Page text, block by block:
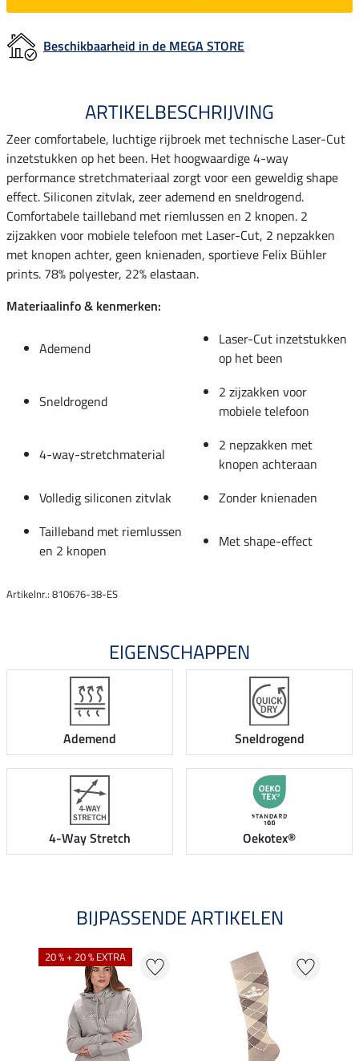
Beschikbaarheid in de MEGA STORE
ARTIKELBESCHRIJVING
Zeer comfortabele, luchtige rijbroek met technische Laser-Cut
inzetstukken op het been. Het hoogwaardige 4-way
performance stretchmateriaal zorgt voor een geweldig shape
effect. Siliconen zitvlak, zeer ademend en sneldrogend.
Comfortabele tailleband met riemlussen en 2 knopen. 2
zijzakken voor mobiele telefoon met Laser-Cut, 2 nepzakken
met knopen achter, geen knienaden, sportieve Felix Bühler
prints. 78% polyester, 22% elastaan.
Materiaalinfo & kenmerken:
Ademend
Laser-Cut inzetstukken
op het been
Sneldrogend
2 zijzakken voor
mobiele telefoon
4-way-stretchmaterial
2 nepzakken met
knopen achteraan
Volledig siliconen zitvlak
Zonder knienaden
Tailleband met riemlussen
en 2 knopen
Met shape-effect
Artikelnr.: 810676-38-ES
EIGENSCHAPPEN
Ademend Sneldrogend
4-Way Stretch Oekotex®
BIJPASSENDE ARTIKELEN
20 % + 20 % EXTRA